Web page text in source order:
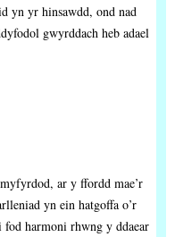
yn yr hinsawdd, ond nad
gwyrddach heb adael
ar y ffordd mae’r
yn ein hatgoffa o’r
harmoni rhwng y ddaear